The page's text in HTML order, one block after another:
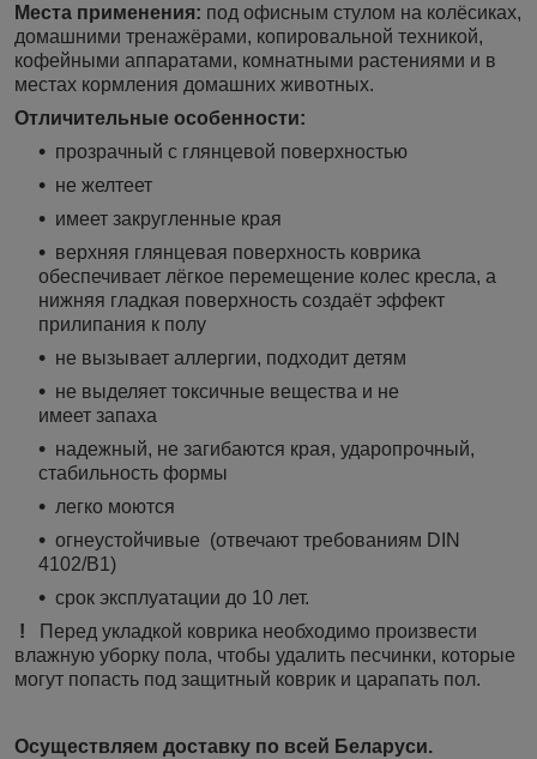
Места применения: под офисным стулом на колёсиках,
домашними тренажёрами, копировальной техникой,
кофейными аппаратами, комнатными растениями и в
местах кормления домашних животных.
Отличительные особенности:
прозрачный с глянцевой поверхностью
не желтеет
имеет закругленные края
верхняя глянцевая поверхность коврика
обеспечивает лёгкое перемещение колес кресла, а
нижняя гладкая поверхность создаёт эффект
прилипания к полу
не вызывает аллергии, подходит детям
не выделяет токсичные вещества и не
имеет запаха
надежный, не загибаются края, ударопрочный,
стабильность формы
легко моются
огнеустойчивые (отвечают требованиям DIN
4102/В1)
срок эксплуатации до 10 лет.
!
Перед укладкой коврика необходимо произвести
влажную уборку пола, чтобы удалить песчинки, которые
могут попасть под защитный коврик и царапать пол.
Осуществляем доставку по всей Беларуси.